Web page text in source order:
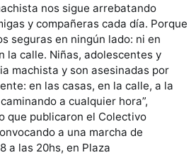
nos sigue arrebatando
y compañeras cada día. Porque
seguras en ningún lado: ni en
la calle. Niñas, adolescentes y
machista y son asesinadas por
en las casas, en la calle, a la
a cualquier hora”,
que publicaron el Colectivo
a una marcha de
a las 20hs, en Plaza